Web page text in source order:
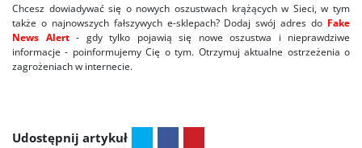
Chcesz dowiadywać się o nowych oszustwach krążących w Sieci, w tym
także o najnowszych fałszywych e-sklepach? Dodaj swój adres do Fake
News Alert - gdy tylko pojawią się nowe oszustwa i nieprawdziwe
informacje - poinformujemy Cię o tym. Otrzymuj aktualne ostrzeżenia o
zagrożeniach w internecie.
Udostępnij artykuł